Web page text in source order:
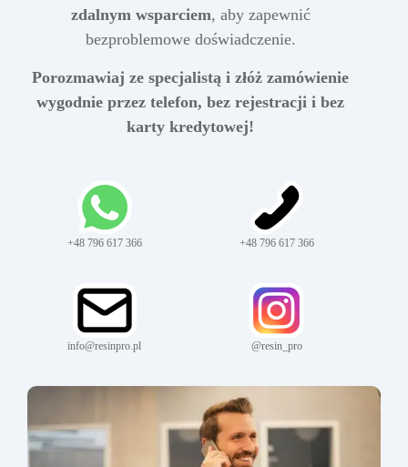
zdalnym wsparciem, aby zapewnić
bezproblemowe doświadczenie.
Porozmawiaj ze specjalistą i złóż zamówienie
wygodnie przez telefon, bez rejestracji i bez
karty kredytowej!
+48 796 617 366 +48 796 617 366
info@resinpro.pl @resin_pro